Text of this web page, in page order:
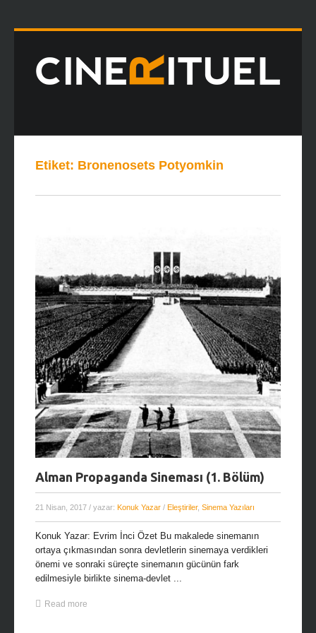
Etiket: Bronenosets Potyomkin
Alman Propaganda Sineması (1. Bölüm)
21 Nisan, 2017 / yazar: Konuk Yazar / Eleştiriler, Sinema Yazıları
Konuk Yazar: Evrim İnci Özet Bu makalede sinemanın
ortaya çıkmasından sonra devletlerin sinemaya verdikleri
önemi ve sonraki süreçte sinemanın gücünün fark
edilmesiyle birlikte sinema-devlet ...
Read more